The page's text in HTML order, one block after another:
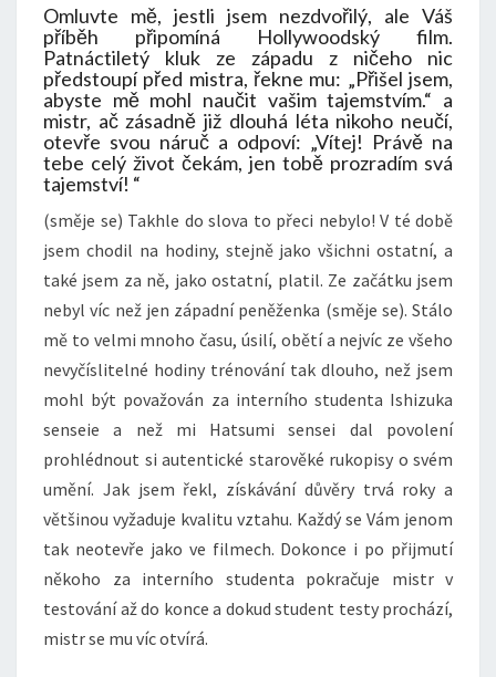
Omluvte mě, jestli jsem nezdvořilý, ale Váš
příběh připomíná Hollywoodský film.
Patnáctiletý kluk ze západu z ničeho nic
předstoupí před mistra, řekne mu: „Přišel jsem,
abyste mě mohl naučit vašim tajemstvím.“ a
mistr, ač zásadně již dlouhá léta nikoho neučí,
otevře svou náruč a odpoví: „Vítej! Právě na
tebe celý život čekám, jen tobě prozradím svá
tajemství! “
(směje se) Takhle do slova to přeci nebylo! V té době
jsem chodil na hodiny, stejně jako všichni ostatní, a
také jsem za ně, jako ostatní, platil. Ze začátku jsem
nebyl víc než jen západní peněženka (směje se). Stálo
mě to velmi mnoho času, úsilí, obětí a nejvíc ze všeho
nevyčíslitelné hodiny trénování tak dlouho, než jsem
mohl být považován za interního studenta Ishizuka
senseie a než mi Hatsumi sensei dal povolení
prohlédnout si autentické starověké rukopisy o svém
umění. Jak jsem řekl, získávání důvěry trvá roky a
většinou vyžaduje kvalitu vztahu. Každý se Vám jenom
tak neotevře jako ve filmech. Dokonce i po přijmutí
někoho za interního studenta pokračuje mistr v
testování až do konce a dokud student testy prochází,
mistr se mu víc otvírá.